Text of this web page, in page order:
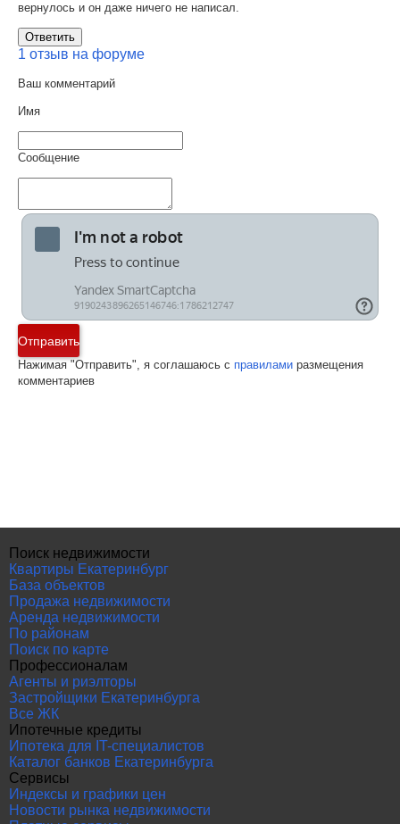
вернулось и он даже ничего не написал.
Ответить
1 отзыв на форуме
Ваш комментарий
Имя
Сообщение
Отправить
Нажимая "Отправить", я соглашаюсь с правилами размещения
комментариев
Поиск недвижимости
Квартиры Екатеринбург
База объектов
Продажа недвижимости
Аренда недвижимости
По районам
Поиск по карте
Профессионалам
Агенты и риэлторы
Застройщики Екатеринбурга
Все ЖК
Ипотечные кредиты
Ипотека для IT-специалистов
Каталог банков Екатеринбурга
Сервисы
Индексы и графики цен
Новости рынка недвижимости